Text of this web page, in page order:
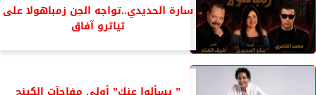
سارة الحديدي..تواجه الجن زمباهولا على
تياترو آفاق